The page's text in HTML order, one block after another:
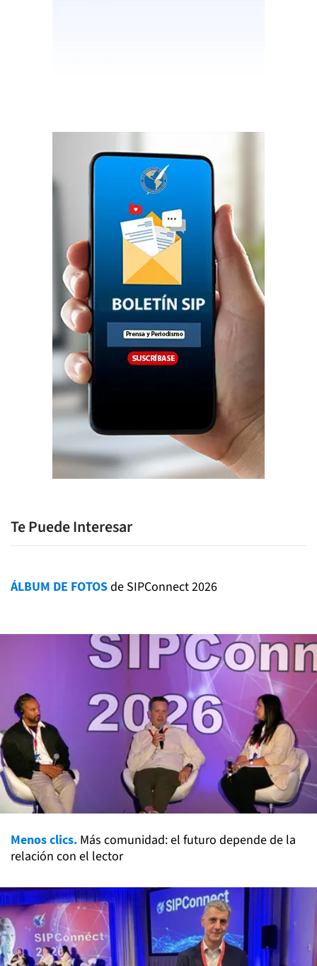
Te Puede Interesar
ÁLBUM DE FOTOSde SIPConnect 2026
Menos clics. Más comunidad: el futuro depende de la
relación con el lector